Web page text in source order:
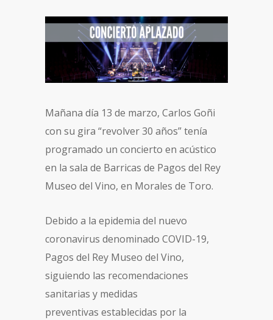
Mañana día 13 de marzo, Carlos Goñi
con su gira “revolver 30 años” tenía
programado un concierto en acústico
en la sala de Barricas de Pagos del Rey
Museo del Vino, en Morales de Toro.
Debido a la epidemia del nuevo
coronavirus denominado COVID-19,
Pagos del Rey Museo del Vino,
siguiendo las recomendaciones
sanitarias y medidas
preventivas establecidas por la